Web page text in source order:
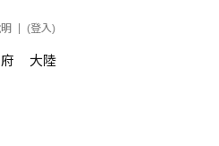
(登入)
大陸